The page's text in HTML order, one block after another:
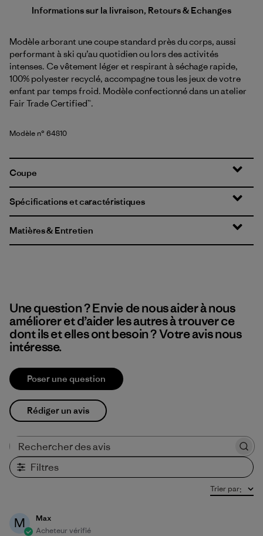
Informations sur la livraison, Retours & Echanges
Modèle arborant une coupe standard près du corps, aussi
performant à ski qu’au quotidien ou lors des activités
intenses. Ce vêtement léger et respirant à séchage rapide,
100% polyester recyclé, accompagne tous les jeux de votre
enfant par temps froid. Modèle confectionné dans un atelier
Fair Trade Certified™.
Modèle n° 64810
Coupe
Spécifications et caractéristiques
Matières & Entretien
Une question ? Envie de nous aider à nous
améliorer et d’aider les autres à trouver ce
dont ils et elles ont besoin ? Votre avis nous
intéresse.
Poser une question
Rédiger un avis
Filtres
Trier par:
M
Max
Acheteur vérifié